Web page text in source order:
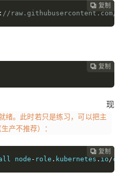
 复制
 复制
 复制
 复制
 复制
 复制
 复制
 复制
 复制
 复制
 复制
 复制
 复制
: //
 复制
 复制
 复制
 复制
 复制
 复制
 复制
 复制
 复制
 复制
 复制
 复制
现
绪。此时若只是练习，可以把主
产不推荐）：
 复制
 复制
 复制
 复制
 复制
 复制
 复制
 复制
 复制
 复制
 复制
node - role . kubernetes . io/